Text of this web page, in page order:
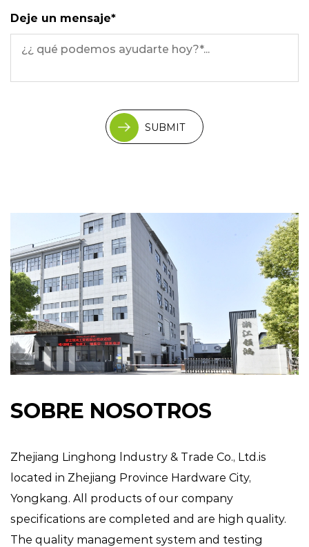
Deje un mensaje*
SUBMIT
SOBRE NOSOTROS
Zhejiang Linghong lndustry & Trade Co., Ltd.is
located in Zhejiang Province Hardware City,
Yongkang. All products of our company
specifications are completed and are high quality.
The quality management system and testing